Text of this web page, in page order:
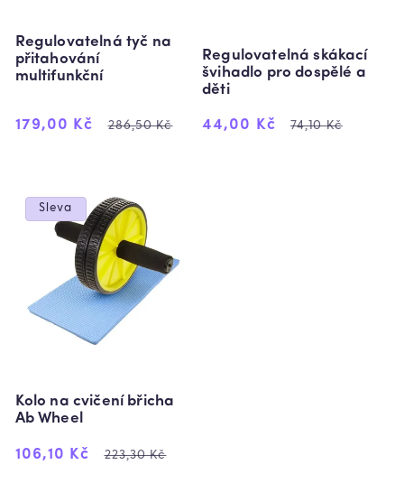
Regulovatelná tyč na
přitahování
multifunkční
Výprodejová
179,00 Kč
Běžná
286,50 Kč
Regulovatelná skákací
švihadlo pro dospělé a
děti
Výprodejová
44,00 Kč
Běžná
74,10 Kč
Sleva
Kolo na cvičení břicha
Ab Wheel
Výprodejová
106,10 Kč
Běžná
223,30 Kč